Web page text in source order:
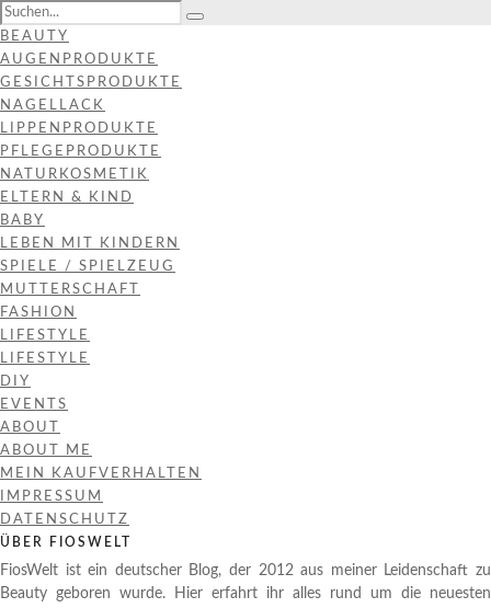
BEAUTY
AUGENPRODUKTE
GESICHTSPRODUKTE
NAGELLACK
LIPPENPRODUKTE
PFLEGEPRODUKTE
NATURKOSMETIK
ELTERN & KIND
BABY
LEBEN MIT KINDERN
SPIELE / SPIELZEUG
MUTTERSCHAFT
FASHION
LIFESTYLE
LIFESTYLE
DIY
EVENTS
ABOUT
ABOUT ME
MEIN KAUFVERHALTEN
IMPRESSUM
DATENSCHUTZ
ÜBER FIOSWELT
FiosWelt ist ein deutscher Blog, der 2012 aus meiner Leidenschaft zu
Beauty geboren wurde. Hier erfahrt ihr alles rund um die neuesten